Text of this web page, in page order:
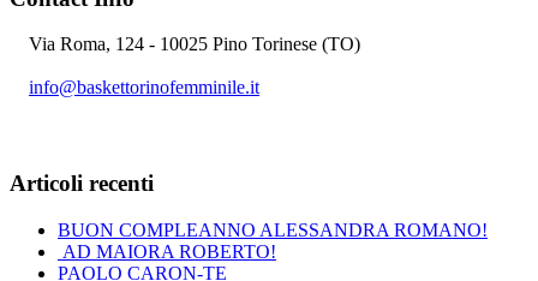
Via Roma, 124 - 10025 Pino Torinese (TO)
info@baskettorinofemminile.it
Articoli recenti
BUON COMPLEANNO ALESSANDRA ROMANO!
AD MAIORA ROBERTO!
PAOLO CARON-TE